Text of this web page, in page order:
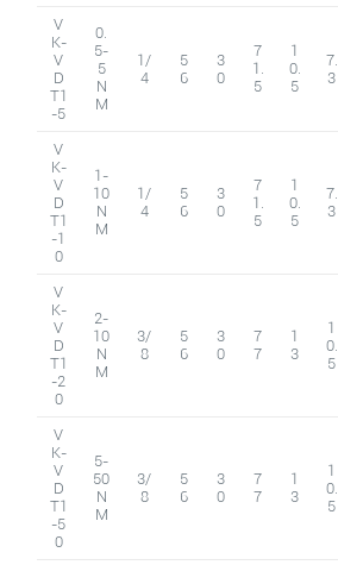
V
K-
V
D
T1
-5
0.
5-
5
N
M
1/
4
5
6
3
0
7
1.
5
1
0.
5
7.
3
V
K-
V
D
T1
-1
0
1-
10
N
M
1/
4
5
6
3
0
7
1.
5
1
0.
5
7.
3
V
K-
V
D
T1
-2
0
2-
10
N
M
3/
8
5
6
3
0
7
7
1
3
1
0.
5
V
K-
V
D
T1
-5
0
5-
50
N
M
3/
8
5
6
3
0
7
7
1
3
1
0.
5